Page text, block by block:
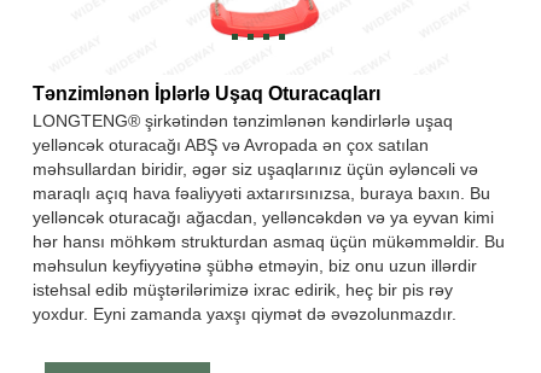
Tənzimlənən İplərlə Uşaq Oturacaqları
LONGTENG® şirkətindən tənzimlənən kəndirlərlə uşaq
yelləncək oturacağı ABŞ və Avropada ən çox satılan
məhsullardan biridir, əgər siz uşaqlarınız üçün əyləncəli və
maraqlı açıq hava fəaliyyəti axtarırsınızsa, buraya baxın. Bu
yelləncək oturacağı ağacdan, yelləncəkdən və ya eyvan kimi
hər hansı möhkəm strukturdan asmaq üçün mükəmməldir. Bu
məhsulun keyfiyyətinə şübhə etməyin, biz onu uzun illərdir
istehsal edib müştərilərimizə ixrac edirik, heç bir pis rəy
yoxdur. Eyni zamanda yaxşı qiymət də əvəzolunmazdır.